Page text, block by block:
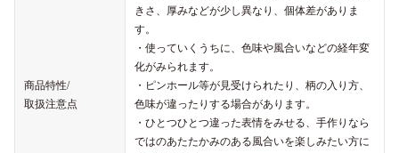
商品特性/
取扱注意点
きさ、厚みなどが少し異なり、個体差がありま
す。
・使っていくうちに、色味や風合いなどの経年変
化がみられます。
・ピンホール等が見受けられたり、柄の入り方、
色味が違ったりする場合があります。
・ひとつひとつ違った表情をみせる、手作りなら
ではのあたたかみのある風合いを楽しみたい方に